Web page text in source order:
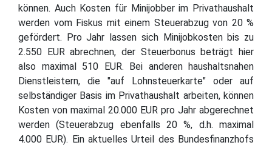
können. Auch Kosten für Minijobber im Privathaushalt
werden vom Fiskus mit einem Steuerabzug von 20 %
gefördert. Pro Jahr lassen sich Minijobkosten bis zu
2.550 EUR abrechnen, der Steuerbonus beträgt hier
also maximal 510 EUR. Bei anderen haushaltsnahen
Dienstleistern, die "auf Lohnsteuerkarte" oder auf
selbständiger Basis im Privathaushalt arbeiten, können
Kosten von maximal 20.000 EUR pro Jahr abgerechnet
werden (Steuerabzug ebenfalls 20 %, d.h. maximal
4.000 EUR). Ein aktuelles Urteil des Bundesfinanzhofs